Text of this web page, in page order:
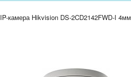
IP-камера Hikvision DS-2CD2142FWD-I 4мм